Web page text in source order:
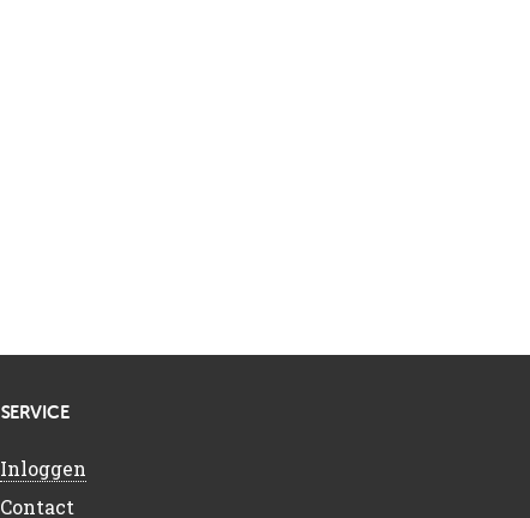
SERVICE
Inloggen
Contact